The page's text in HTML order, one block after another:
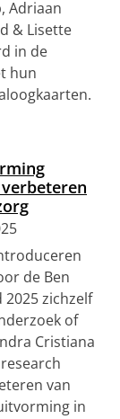
Adriaan
& Lisette
in de
hun
de Ben
2025 zichzelf
of
Cristiana
van
in